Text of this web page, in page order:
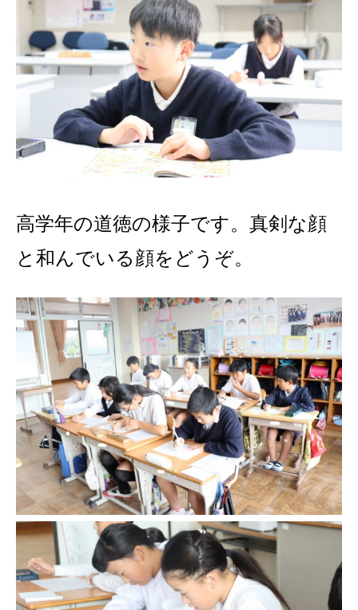
高学年の道徳の様子です。真剣な顔
と和んでいる顔をどうぞ。